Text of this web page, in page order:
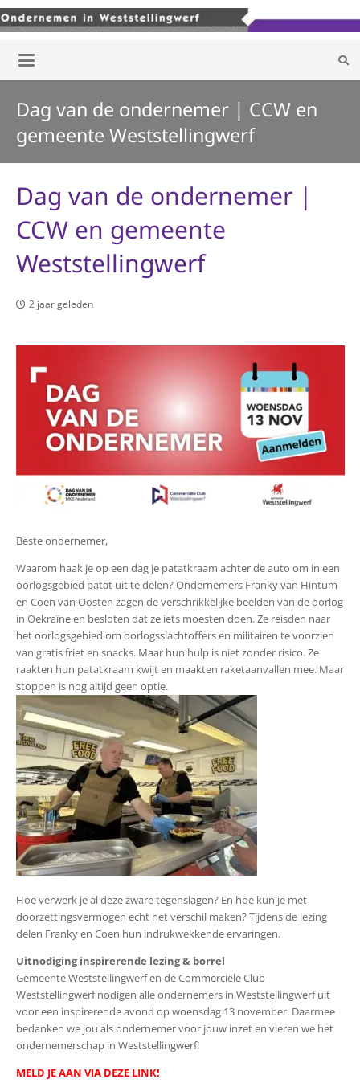
Dag van de ondernemer | CCW en
gemeente Weststellingwerf
Dag van de ondernemer |
CCW en gemeente
Weststellingwerf
2 jaar geleden
Beste ondernemer,
Waarom haak je op een dag je patatkraam achter de auto om in een
oorlogsgebied patat uit te delen? Ondernemers Franky van Hintum
en Coen van Oosten zagen de verschrikkelijke beelden van de oorlog
in Oekraïne en besloten dat ze iets moesten doen. Ze reisden naar
het oorlogsgebied om oorlogsslachtoffers en militairen te voorzien
van gratis friet en snacks. Maar hun hulp is niet zonder risico. Ze
raakten hun patatkraam kwijt en maakten raketaanvallen mee. Maar
stoppen is nog altijd geen optie.
Hoe verwerk je al deze zware tegenslagen? En hoe kun je met
doorzettingsvermogen echt het verschil maken? Tijdens de lezing
delen Franky en Coen hun indrukwekkende ervaringen.
Uitnodiging inspirerende lezing & borrel
Gemeente Weststellingwerf en de Commerciële Club
Weststellingwerf nodigen alle ondernemers in Weststellingwerf uit
voor een inspirerende avond op woensdag 13 november. Daarmee
bedanken we jou als ondernemer voor jouw inzet en vieren we het
ondernemerschap in Weststellingwerf!
MELD JE AAN VIA DEZE LINK!